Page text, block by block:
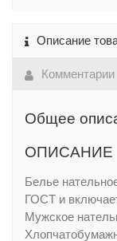
Описание
Комментарии
Общее
ОПИСАНИЕ
Белье
ГОСТ и
Мужское